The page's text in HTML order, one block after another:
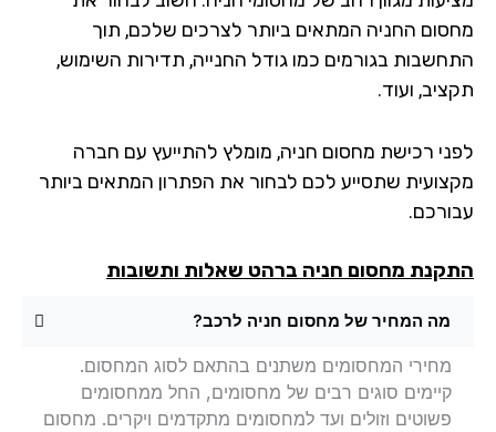
החניה המתאים ביותר לצרכים שלכם, תוך
בגורמים כמו גודל החנייה, תדירות השימוש,
ועוד.
רכישת מחסום חניה, מומלץ להתייעץ עם חברה
שתסייע לכם לבחור את הפתרון המתאים ביותר
מחסום חניהברהט שאלות ותשובות
מה המחיר של מחסום חניה לרכב?
מחירי המחסומים משתנים בהתאם לסוג המחסום.
קיימים סוגים רבים של מחסומים, החל ממחסומים
פשוטים וזולים ועד למחסומים מתקדמים ויקרים. מחסום